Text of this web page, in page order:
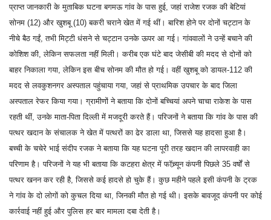
प्राप्त जानकारी के मुताबिक घटना बगमऊ गांव के पास हुई, जहां राजेश रजक की बेटियां
सोनम (12) और खुशबू (10) बकरी चराने खेत में गई थीं। बारिश होने पर दोनों चट्टान के
नीचे बैठ गईं, तभी मिट्टी धंसने से चट्टान उनके ऊपर आ गई। गांववालों ने उन्हें बचाने की
कोशिश की, लेकिन सफलता नहीं मिली। करीब एक घंटे बाद जेसीबी की मदद से दोनों को
बाहर निकाला गया, लेकिन इस बीच सोनम की मौत हो गई। वहीं खुशबू को डायल-112 की
मदद से लवकुशनगर अस्पताल पहुंचाया गया, जहां से प्राथमिक उपचार के बाद जिला
अस्पताल रेफर किया गया। ग्रामीणों ने बताया कि दोनों बच्चियां अपने चाचा राकेश के पास
रहती थीं, उनके माता-पिता दिल्ली में मजदूरी करते हैं। परिजनों ने बताया कि गांव के पास की
पत्थर खदान के संचालक ने खेत में पत्थरों का ढेर डाला था, जिससे यह हादसा हुआ है।
बच्ची के चचेरे भाई संदीप रजक ने बताया कि यह घटना पूरी तरह खदान की लापरवाही का
परिणाम है। परिजनों ने यह भी बताया कि कटहरा क्षेत्र में फॉच्र्यून कंपनी पिछले 35 वर्षों से
पत्थर खनन कर रही है, जिससे कई हादसे हो चुके हैं। कुछ महीने पहले इसी कंपनी के ट्रक
ने गांव के दो लोगों को कुचल दिया था, जिनकी मौत हो गई थी। इसके बावजूद कंपनी पर कोई
कार्रवाई नहीं हुई और पुलिस हर बार मामला दबा देती है।